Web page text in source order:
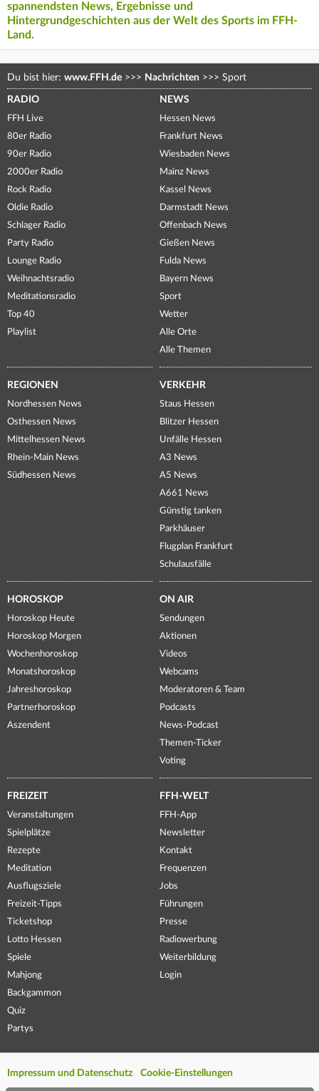
spannendsten News, Ergebnisse und
Hintergrundgeschichten aus der Welt des Sports im FFH-
Land.
Du bist hier: www.FFH.de >>> Nachrichten >>> Sport
RADIO
FFH Live
80er Radio
90er Radio
2000er Radio
Rock Radio
Oldie Radio
Schlager Radio
Party Radio
Lounge Radio
Weihnachtsradio
Meditationsradio
Top 40
Playlist
NEWS
Hessen News
Frankfurt News
Wiesbaden News
Mainz News
Kassel News
Darmstadt News
Offenbach News
Gießen News
Fulda News
Bayern News
Sport
Wetter
Alle Orte
Alle Themen
REGIONEN
Nordhessen News
Osthessen News
Mittelhessen News
Rhein-Main News
Südhessen News
VERKEHR
Staus Hessen
Blitzer Hessen
Unfälle Hessen
A3 News
A5 News
A661 News
Günstig tanken
Parkhäuser
Flugplan Frankfurt
Schulausfälle
HOROSKOP
Horoskop Heute
Horoskop Morgen
Wochenhoroskop
Monatshoroskop
Jahreshoroskop
Partnerhoroskop
Aszendent
ON AIR
Sendungen
Aktionen
Videos
Webcams
Moderatoren & Team
Podcasts
News-Podcast
Themen-Ticker
Voting
FREIZEIT
Veranstaltungen
Spielplätze
Rezepte
Meditation
Ausflugsziele
Freizeit-Tipps
Ticketshop
Lotto Hessen
Spiele
Mahjong
Backgammon
Quiz
Partys
FFH-WELT
FFH-App
Newsletter
Kontakt
Frequenzen
Jobs
Führungen
Presse
Radiowerbung
Weiterbildung
Login
Impressum und Datenschutz Cookie-Einstellungen